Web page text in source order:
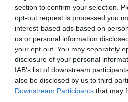
section to confirm your selection.
opt-out request is processed you
interest-based ads based on
us or personal information
your opt-out. You may separately
disclosure of your personal
IAB’s list of downstream
also be disclosed by us to third
Downstream Participants that may